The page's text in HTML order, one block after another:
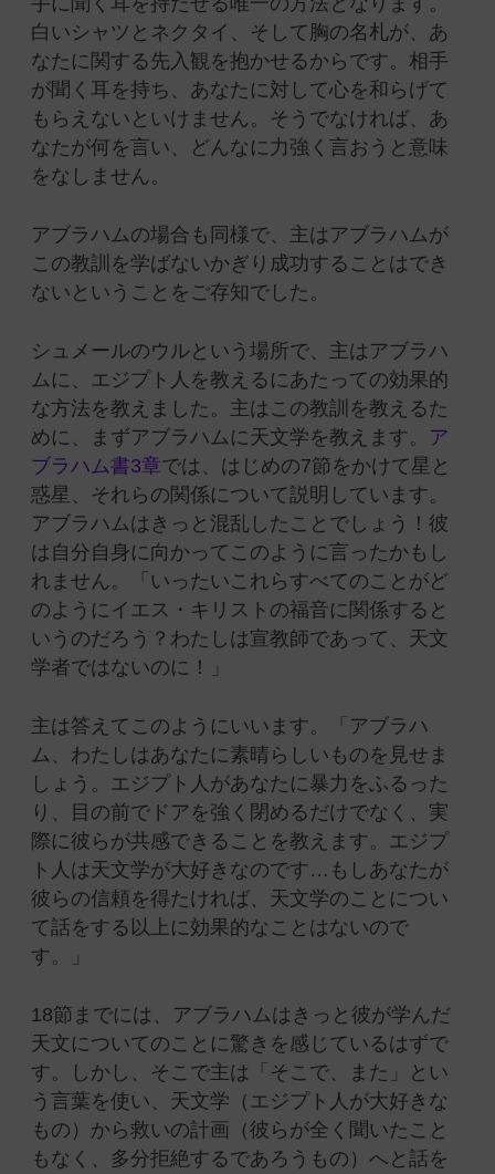
白いシャツとネクタイ、そして胸の名札が、あ
なたに関する先入観を抱かせるからです。相手
が聞く耳を持ち、あなたに対して心を和らげて
もらえないといけません。そうでなければ、あ
なたが何を言い、どんなに力強く言おうと意味
をなしません。
アブラハムの場合も同様で、主はアブラハムが
この教訓を学ばないかぎり成功することはでき
ないということをご存知でした。
シュメールのウルという場所で、主はアブラハ
ムに、エジプト人を教えるにあたっての効果的
な方法を教えました。主はこの教訓を教えるた
めに、まずアブラハムに天文学を教えます。 ア
ブラハム書3章では、はじめの7節をかけて星と
惑星、それらの関係について説明しています。
アブラハムはきっと混乱したことでしょう！彼
は自分自身に向かってこのように言ったかもし
れません。「いったいこれらすべてのことがど
のようにイエス・キリストの福音に関係すると
いうのだろう？わたしは宣教師であって、天文
学者ではないのに！」
主は答えてこのようにいいます。「アブラハ
ム、わたしはあなたに素晴らしいものを見せま
しょう。エジプト人があなたに暴力をふるった
り、目の前でドアを強く閉めるだけでなく、実
際に彼らが共感できることを教えます。エジプ
ト人は天文学が大好きなのです…もしあなたが
彼らの信頼を得たければ、天文学のことについ
て話をする以上に効果的なことはないので
す。」
18節までには、アブラハムはきっと彼が学んだ
天文についてのことに驚きを感じているはずで
す。しかし、そこで主は「そこで、また」とい
う言葉を使い、天文学（エジプト人が大好きな
もの）から救いの計画（彼らが全く聞いたこと
もなく、多分拒絶するであろうもの）へと話を